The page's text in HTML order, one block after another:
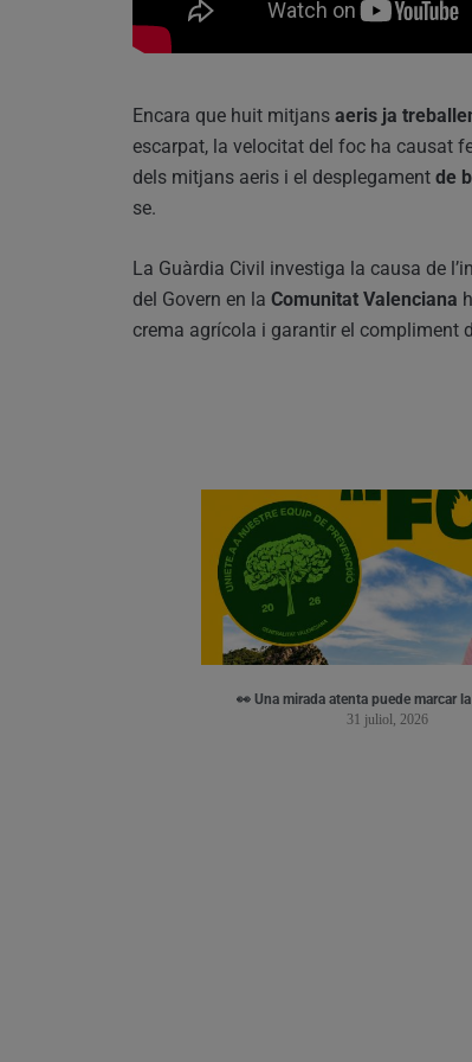
Encara que huit mitjans aeris ja
escarpat, la velocitat del foc ha causat
dels mitjans aeris i el desplegament de
se.
La Guàrdia Civil investiga la causa de
del Govern en la Comunitat Valenciana
crema agrícola i garantir el compliment
👀 Una mirada atenta puede marcar
31 juliol, 2026